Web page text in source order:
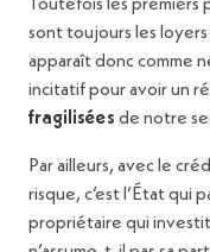
Toutefois les premiers
sont toujours les loyers
apparaît donc comme
incitatif pour avoir un
fragilisées de notre
Par ailleurs, avec le
risque, c’est l’État qui
propriétaire qui investit